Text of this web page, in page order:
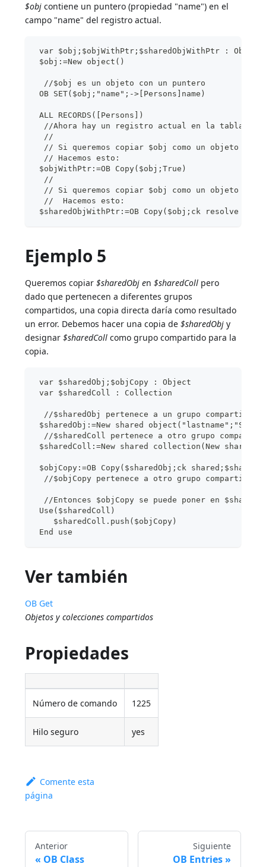
$obj contiene un puntero (propiedad "name") en el
campo "name" del registro actual.
var $obj;$objWithPtr;$sharedObjWithPtr : Object
$obj:=New object()
//$obj es un objeto con un puntero
OB SET($obj;"name";->[Persons]name)
ALL RECORDS([Persons])
//Ahora hay un registro actual en la tabla
//
// Si queremos copiar $obj como un objeto
// Hacemos esto:
$objWithPtr:=OB Copy($obj;True)
//
// Si queremos copiar $obj como un objeto
//  Hacemos esto:
$sharedObjWithPtr:=OB Copy($obj;ck resolve
Ejemplo 5
Queremos copiar$sharedObj en$sharedColl pero
dado que pertenecen a diferentes grupos
compartidos, una copia directa daría como resultado
un error. Debemos hacer una copia de$sharedObj y
designar$sharedColl como grupo compartido para la
copia.
var $sharedObj;$objCopy : Object
var $sharedColl : Collection
//$sharedObj pertenece a un grupo compartido
$sharedObj:=New shared
//$sharedColl pertenece a otro grupo
$sharedColl:=New shared collection(New shared
$objCopy:=OB Copy($sharedObj;ck
//$objCopy pertenece a otro grupo compartido
//Entonces $objCopy se puede poner en
Use($sharedColl)
$sharedColl.push($objCopy)
End use
Ver también
OB Get
Objetos y colecciones compartidos
Propiedades
Número de comando 1225
Hilo seguro yes
Comente esta
página
Anterior
OB Class
Siguiente
OB Entries